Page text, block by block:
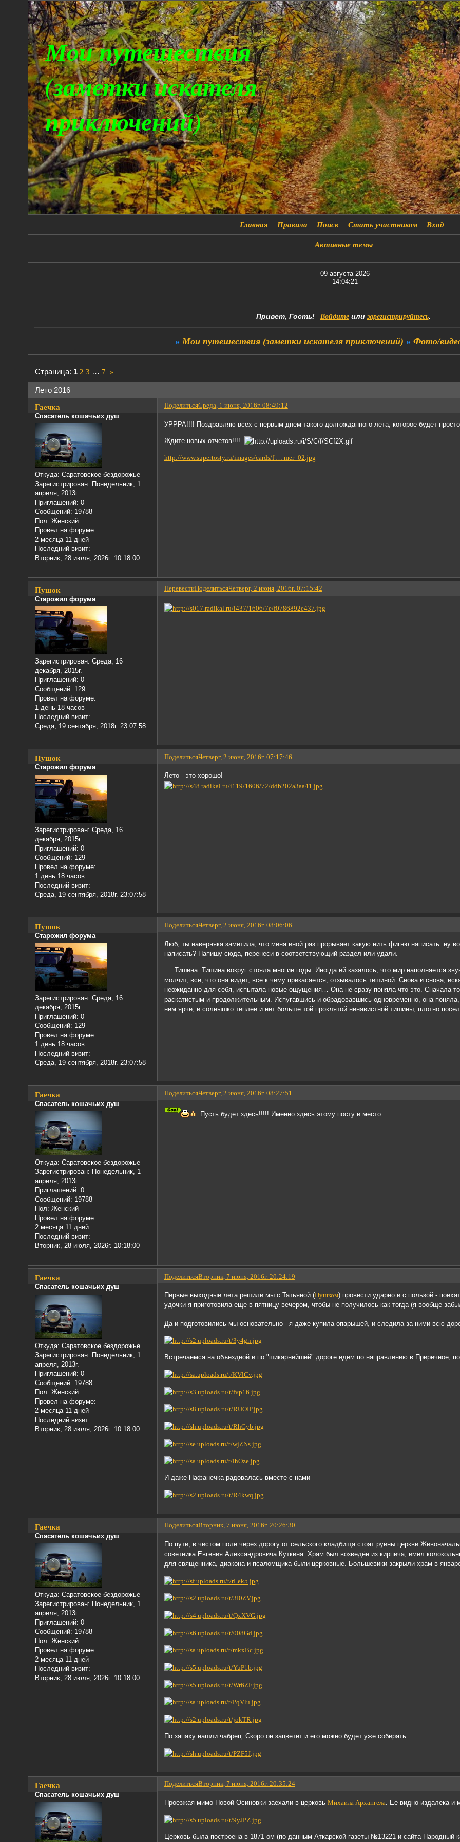
Мои путешествия
(заметки искателя
приключений)
Главная Правила Поиск Стать участником Вход
Активные темы
09 августа 2026
14:04:22
Привет, Гость! Войдитеили зарегистрируйтесь.
» Мои путешествия (заметки искателя приключений) » Фото/
Лето 2016
Страница: 1 2 3 … 7 »
ПоделитьсяСреда, 1 июня, 2016г. 08:49:12
Гаечка
Спасатель кошачьих душ
Откуда: Саратовское бездорожье
Зарегистрирован: Понедельник, 1
апреля, 2013г.
Приглашений: 0
Сообщений: 19788
Пол: Женский
Провел на форуме:
2 месяца 11 дней
Последний визит:
Вторник, 28 июля, 2026г. 10:18:00
УРРРА!!!! Поздравляю всех с первым днем такого долгожданного лета, которое будет
Ждите новых отчетов!!!!
http://www.supertosty.ru/images/cards/f … mer_02.jpg
ПеревестиПоделитьсяЧетверг, 2 июня, 2016г. 07:15:42
Пушок
Старожил форума
Зарегистрирован: Среда, 16
декабря, 2015г.
Приглашений: 0
Сообщений: 129
Провел на форуме:
1 день 18 часов
Последний визит:
Среда, 19 сентября, 2018г. 23:07:58
ПоделитьсяЧетверг, 2 июня, 2016г. 07:17:46
Пушок
Старожил форума
Зарегистрирован: Среда, 16
декабря, 2015г.
Приглашений: 0
Сообщений: 129
Провел на форуме:
1 день 18 часов
Последний визит:
Среда, 19 сентября, 2018г. 23:07:58
Лето - это хорошо!
ПоделитьсяЧетверг, 2 июня, 2016г. 08:06:06
Пушок
Старожил форума
Зарегистрирован: Среда, 16
декабря, 2015г.
Приглашений: 0
Сообщений: 129
Провел на форуме:
1 день 18 часов
Последний визит:
Среда, 19 сентября, 2018г. 23:07:58
Люб, ты наверняка заметила, что меня иной раз прорывает какую нить фигню написать. ну
написать? Напишу сюда, перенеси в соответствующий раздел или удали.
Тишина. Тишина вокруг стояла многие годы. Иногда ей казалось, что мир наполняется
молчит, все, что она видит, все к чему прикасается, отзывалось тишиной. Снова и снова,
неожиданно для себя, испытала новые ощущения… Она не сразу поняла что это. Сначала
раскатистым и продолжительным. Испугавшись и обрадовавшись одновременно, она
нем ярче, и солнышко теплее и нет больше той проклятой ненавистной тишины, плотно
ПоделитьсяЧетверг, 2 июня, 2016г. 08:27:51
Гаечка
Спасатель кошачьих душ
Откуда: Саратовское бездорожье
Зарегистрирован: Понедельник, 1
апреля, 2013г.
Приглашений: 0
Сообщений: 19788
Пол: Женский
Провел на форуме:
2 месяца 11 дней
Последний визит:
Вторник, 28 июля, 2026г. 10:18:00
Пусть будет здесь!!!!! Именно здесь этому посту и место...
ПоделитьсяВторник, 7 июня, 2016г. 20:24:19
Гаечка
Спасатель кошачьих душ
Откуда: Саратовское бездорожье
Зарегистрирован: Понедельник, 1
апреля, 2013г.
Приглашений: 0
Сообщений: 19788
Пол: Женский
Провел на форуме:
2 месяца 11 дней
Последний визит:
Вторник, 28 июля, 2026г. 10:18:00
Первые выходные лета решили мы с Татьяной (Пушком) провести ударно и с пользой -
удочки я приготовила еще в пятницу вечером, чтобы не получилось как тогда (я вообще
Да и подготовились мы основательно - я даже купила опарышей, и следила за ними всю
Встречаемся на объездной и по "шикарнейшей" дороге едем по направлению в Приречное,
И даже Нафанечка радовалась вместе с нами
ПоделитьсяВторник, 7 июня, 2016г. 20:26:30
Гаечка
Спасатель кошачьих душ
Откуда: Саратовское бездорожье
Зарегистрирован: Понедельник, 1
апреля, 2013г.
Приглашений: 0
Сообщений: 19788
Пол: Женский
Провел на форуме:
2 месяца 11 дней
Последний визит:
Вторник, 28 июля, 2026г. 10:18:00
По пути, в чистом поле через дорогу от сельского кладбища стоят руины церкви
советника Евгения Александровича Куткина. Храм был возведён из кирпича, имел
для священника, диакона и псаломщика были церковные. Большевики закрыли храм в
По запаху нашли чабрец. Скоро он зацветет и его можно будет уже собирать
ПоделитьсяВторник, 7 июня, 2016г. 20:35:24
Гаечка
Спасатель кошачьих душ
Проезжая мимо Новой Осиновки заехали в церковь Михаила Архангела . Ее видно издалека
Церковь была построена в 1871-ом (по данным Аткарской газеты №13221 и сайта Народный